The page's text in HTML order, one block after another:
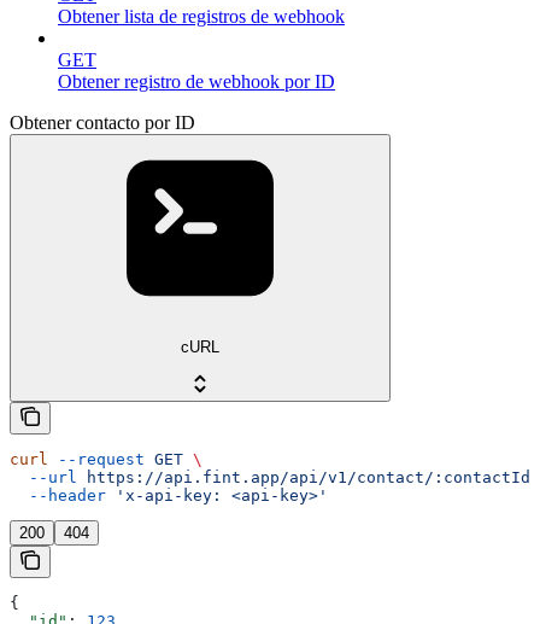
Obtener lista de registros de webhook
GET
Obtener registro de webhook por ID
Obtener contacto por ID
cURL
curl --request GET \
  --url
https://api.fint.app/api/v1/contact/:contactId
  --header
'x-api-key: <api-key>'
200 404
{